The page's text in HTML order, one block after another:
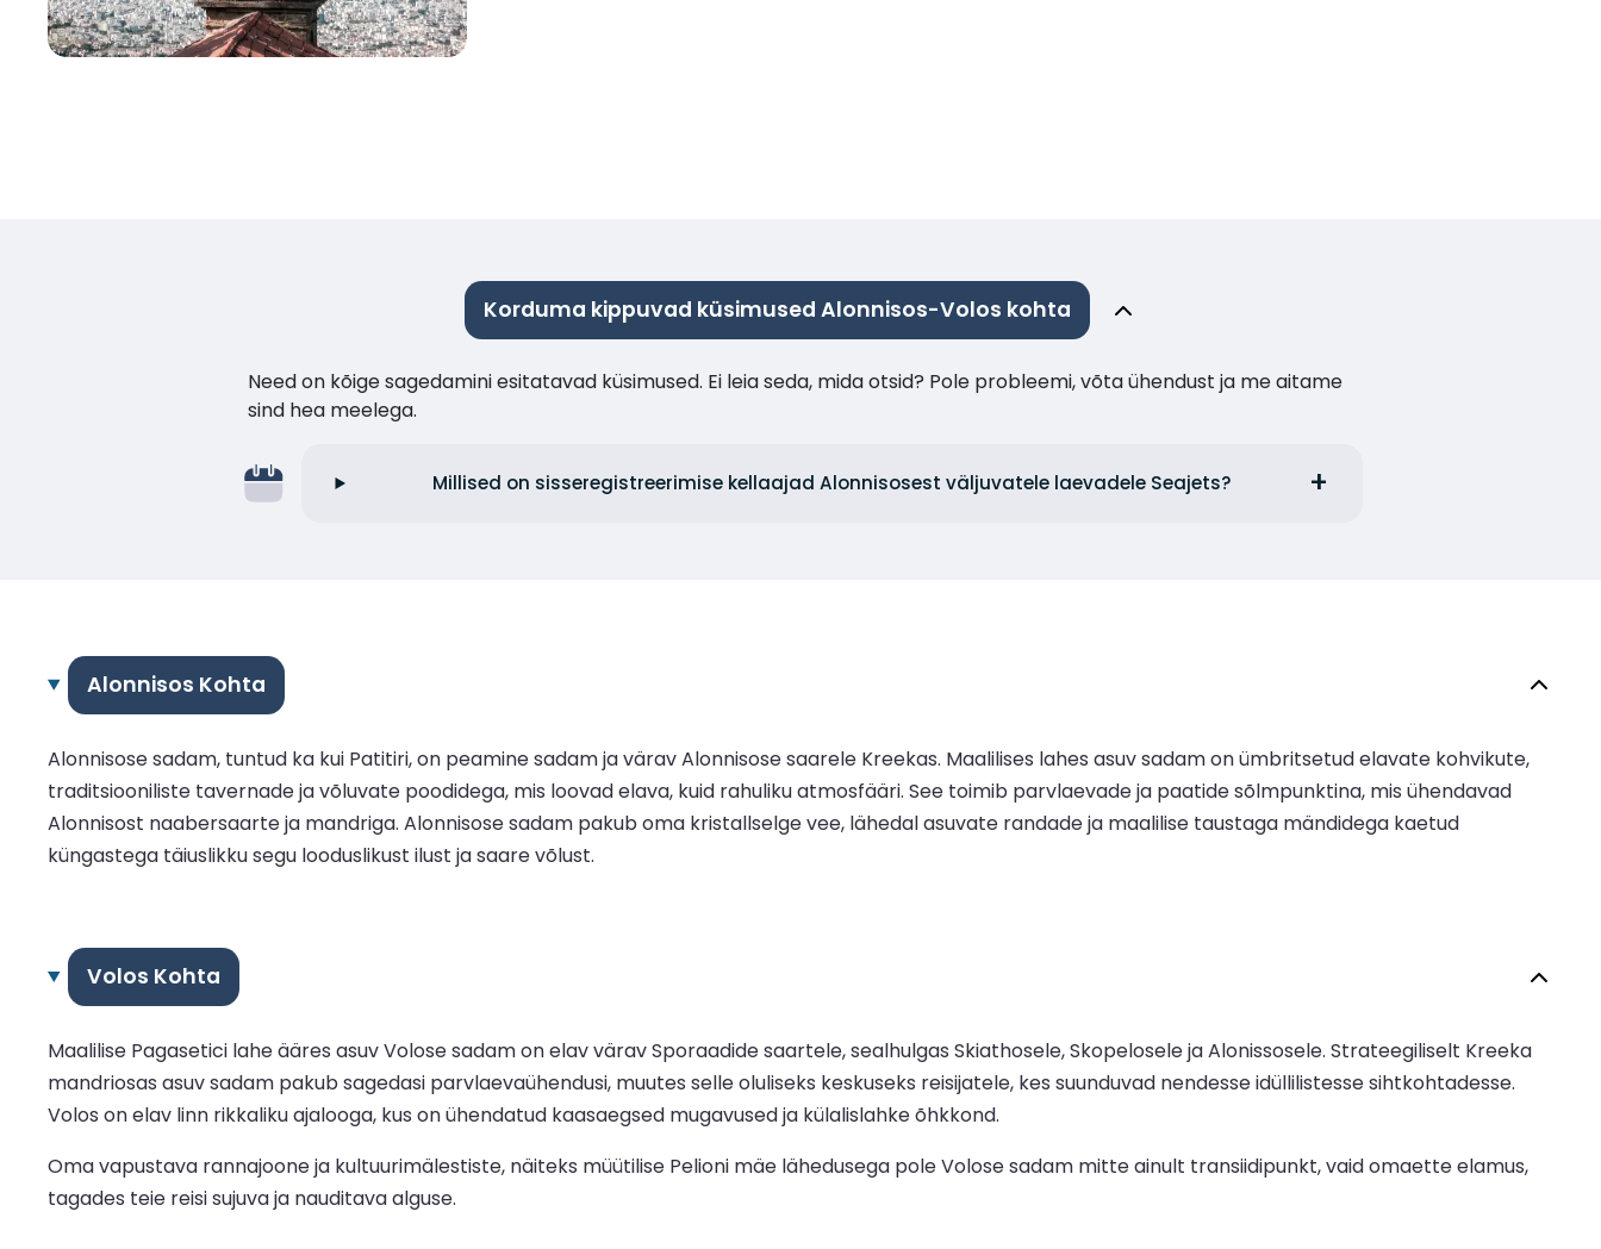
Korduma kippuvad küsimused Alonnisos-Volos kohta
Need on kõige sagedamini esitatavad küsimused. Ei leia seda, mida otsid? Pole probleemi, võta ühendust ja me aitame
sind hea meelega.
Millised on sisseregistreerimise kellaajad Alonnisosest väljuvatele laevadele Seajets?
Alonnisos Kohta
Alonnisose sadam, tuntud ka kui Patitiri, on peamine sadam ja värav Alonnisose saarele Kreekas. Maalilises lahes asuv sadam on ümbritsetud elavate kohvikute,
traditsiooniliste tavernade ja võluvate poodidega, mis loovad elava, kuid rahuliku atmosfääri. See toimib parvlaevade ja paatide sõlmpunktina, mis ühendavad
Alonnisost naabersaarte ja mandriga. Alonnisose sadam pakub oma kristallselge vee, lähedal asuvate randade ja maalilise taustaga mändidega kaetud
küngastega täiuslikku segu looduslikust ilust ja saare võlust.
Volos Kohta
Maalilise Pagasetici lahe ääres asuv Volose sadam on elav värav Sporaadide saartele, sealhulgas Skiathosele, Skopelosele ja Alonissosele. Strateegiliselt Kreeka
mandriosas asuv sadam pakub sagedasi parvlaevaühendusi, muutes selle oluliseks keskuseks reisijatele, kes suunduvad nendesse idüllilistesse sihtkohtadesse.
Volos on elav linn rikkaliku ajalooga, kus on ühendatud kaasaegsed mugavused ja külalislahke õhkkond.
Oma vapustava rannajoone ja kultuurimälestiste, näiteks müütilise Pelioni mäe lähedusega pole Volose sadam mitte ainult transiidipunkt, vaid omaette elamus,
tagades teie reisi sujuva ja nauditava alguse.